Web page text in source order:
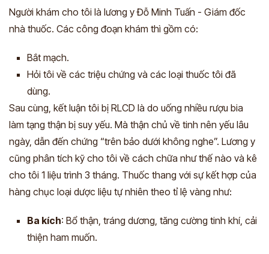
Người khám cho tôi là lương y Đỗ Minh Tuấn - Giám đốc
nhà thuốc. Các công đoạn khám thì gồm có:
Bắt mạch.
Hỏi tôi về các triệu chứng và các loại thuốc tôi đã
dùng.
Sau cùng, kết luận tôi bị RLCD là do uống nhiều rượu bia
làm tạng thận bị suy yếu. Mà thận chủ về tinh nên yếu lâu
ngày, dẫn đến chứng “trên bảo dưới không nghe”. Lương y
cũng phân tích kỹ cho tôi về cách chữa như thế nào và kê
cho tôi 1 liệu trình 3 tháng. Thuốc thang với sự kết hợp của
hàng chục loại dược liệu tự nhiên theo tỉ lệ vàng như:
Ba kích: Bổ thận, tráng dương, tăng cường tinh khí, cải
thiện ham muốn.